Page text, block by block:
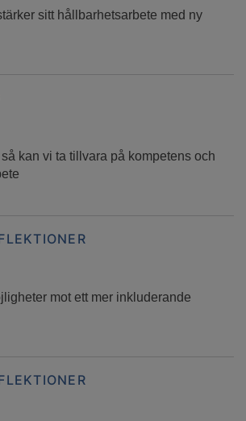
sitt hållbarhetsarbete med ny
kan vi ta tillvara på kompetens och
mot ett mer inkluderande